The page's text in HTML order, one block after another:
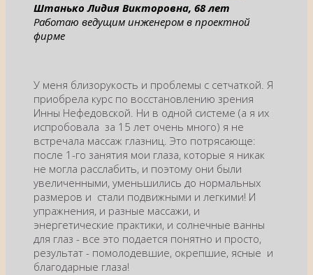
Штанько Лидия Викторовна, 68 лет
Работаю ведущим инженером в проектной
фирме
У меня близорукость и проблемы с сетчаткой. Я
приобрела курс по восстановлению зрения
Инны Нефедовской. Ни в одной системе (а я их
испробовала за 15 лет очень много) я не
встречала массаж глазниц. Это потрясающе:
после 1-го занятия мои глаза, которые я никак
не могла расслабить, и поэтому они были
увеличенными, уменьшились до нормальных
размеров и стали подвижными и легкими! И
упражнения, и разные массажи, и
энергетические практики, и солнечные ванны
для глаз - все это подается понятно и просто,
результат - помолодевшие, окрепшие, ясные и
благодарные глаза!